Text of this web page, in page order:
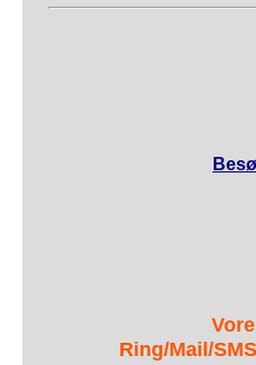
Ring/Mail/